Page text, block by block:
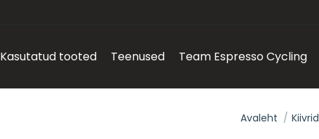
Kasutatud tooted Teenused Team Espresso Cycling
You are here:
Avaleht Kiivrid